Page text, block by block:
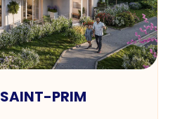
SAINT-PRIM